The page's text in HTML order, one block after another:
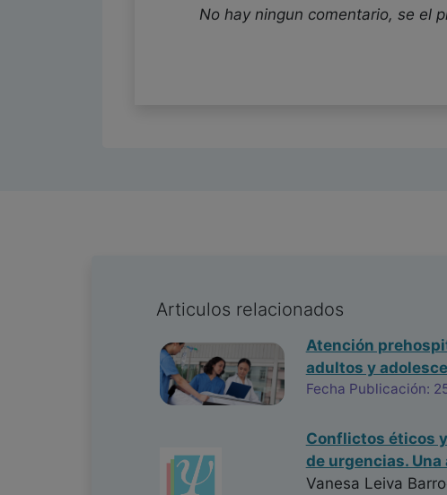
No hay ningun comentario, se el
Articulos relacionados
Atención
adultos y
Fecha Publicación:
Conflictos éticos
de urgencias.
Vanesa Leiva